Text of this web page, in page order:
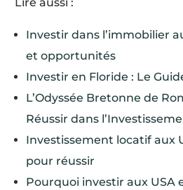
Investir dans l’immobilier
et opportunités
Investir en Floride : Le
L’Odyssée Bretonne de
Réussir dans
Investissement locatif aux
pour réussir
Pourquoi investir aux USA